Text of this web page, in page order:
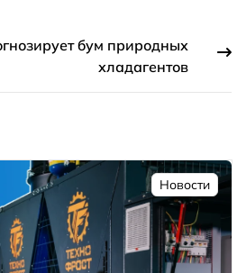
бум природных
хладагентов
Новости